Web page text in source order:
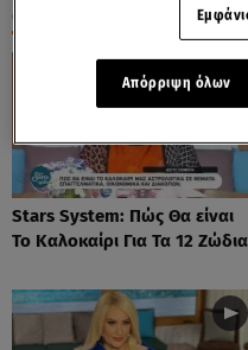
ΟΛΑ ΤΑ ΒΙΝΤΕΟ
Stars System: Πώς Θα είναι
Το Καλοκαίρι Για Τα 12 Ζώδια
Απόρριψη όλων